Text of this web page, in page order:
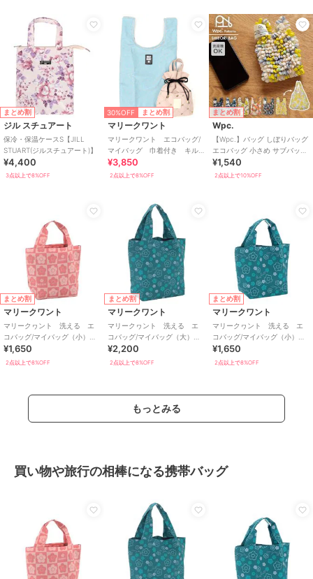
まとめ割
ジル スチュアート
保冷・保温ケースS【JILL
STUART(ジルスチュアート)】
¥4,400
3点以上で8%OFF
30%OFF まとめ割
マリークワント
マリークワント エコバッグ/
マイバッグ 巾着付き キル
ティング柄
¥3,850
2点以上で8%OFF
まとめ割
Wpc.
【Wpc.】バッグ しぼりバッグ
エコバッグ 小さめ サブバッグ
コンパクト 洗濯可能 レディ
ース
¥1,540
2点以上で10%OFF
まとめ割
マリークワント
マリークヮント 洗える エ
コバッグ/マイバッグ（小）
【MARY QUANT】
¥1,650
2点以上で8%OFF
まとめ割
マリークワント
マリークヮント 洗える エ
コバッグ/マイバッグ（大）
【MARY QUANT】
¥2,200
2点以上で8%OFF
まとめ割
マリークワント
マリークヮント 洗える エ
コバッグ/マイバッグ（小）
【MARY QUANT】
¥1,650
2点以上で8%OFF
もっとみる
買い物や旅行の相棒になる携帯バッグ